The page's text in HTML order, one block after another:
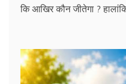
कि आखिर कौन जीतेगा ?